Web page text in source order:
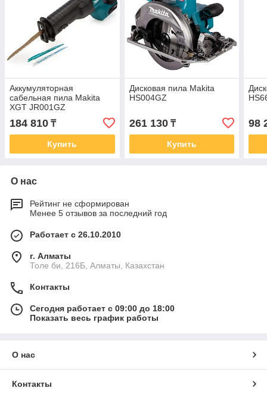
Аккумуляторная
сабельная пила Makita
XGT JR001GZ
184 810 ₸
Купить
Дисковая пила Makita
HS004GZ
261 130₸
Купить
98
О нас
Рейтинг не сформирован
Менее 5 отзывов за последний год
Работает с 26.10.2010
г. Алматы
Толе би, 216Б, Алматы, Казахстан
Контакты
Сегодня работает с 09:00 до 18:00
Показать весь график работы
О нас
Контакты